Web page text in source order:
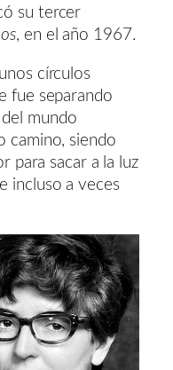
su tercer
, en el año 1967.
círculos
fue separando
mundo
camino, siendo
para sacar a la luz
incluso a veces